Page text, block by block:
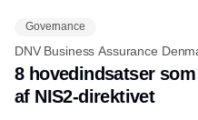
Governance
DNV Business Assurance
8 hovedindsatser
af NIS2-direktivet